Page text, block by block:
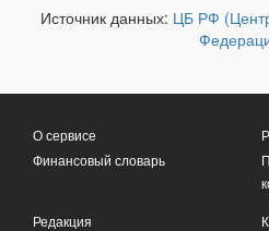
Источник данных: ЦБ РФ
О сервисе
Финансовый словарь
Редакция